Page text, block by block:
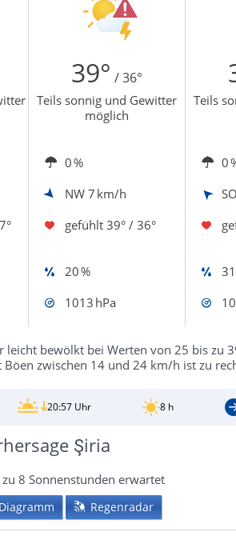
39° / 36°
Teils sonnig und Gewitter
möglich
Teils
0 % 0
NW 7 km/h SO
gefühlt 39° / 36°
20 %
1013 hPa
leicht bewölkt bei Werten von 25 bis zu
Böen zwischen 14 und 24 km/h ist zu
20:57 Uhr 8 h
Şiria
8 Sonnenstunden erwartet
Diagramm Regenradar